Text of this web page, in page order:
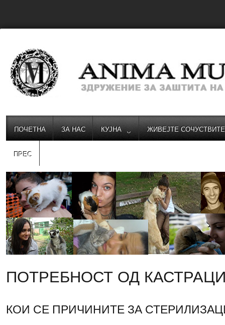
ПОЧЕТНА ЗА НАС КУЈНА ЖИВЕЈТЕ
ПРЕС
ПОТРЕБНОСТ ОД
КОИ СЕ ПРИЧИНИТЕ ЗА